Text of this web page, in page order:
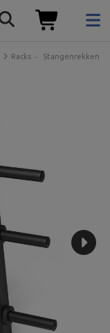
Racks Stangenrekken